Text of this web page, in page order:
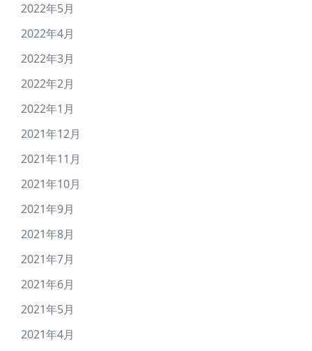
2022年5月
2022年4月
2022年3月
2022年2月
2022年1月
2021年12月
2021年11月
2021年10月
2021年9月
2021年8月
2021年7月
2021年6月
2021年5月
2021年4月